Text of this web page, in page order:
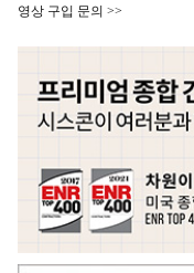
영상 구입 문의 >>